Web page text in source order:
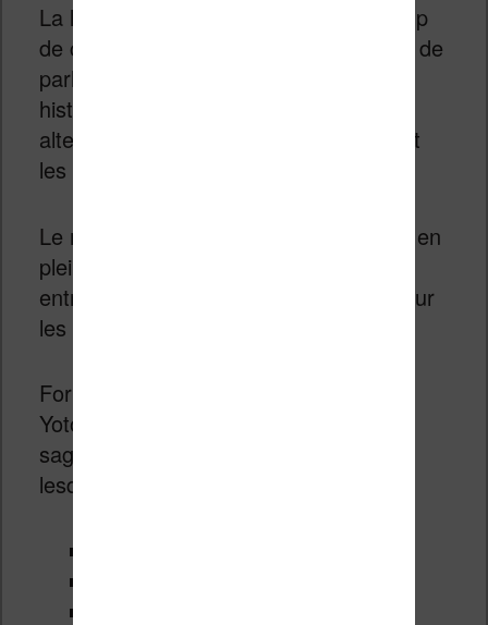
La lecture numérique englobe beaucoup
de choses et j’essaie de temps à autre de
parler de livres audio. Les boîtes à
histoire sont un bon moyen d’offrir une
alternative aux écrans pour les petits et
les grands.
Le marché de ces boîtes à histoire est en
pleine expansion et Yoto est une
entreprise qui propose des histoires pour
les petits et les plus grands.
Fort de partenariat avec des éditeurs,
Yoto peut se vanter d’avoir de grandes
sagas littéraires à proposer, parmi
lesquelles :